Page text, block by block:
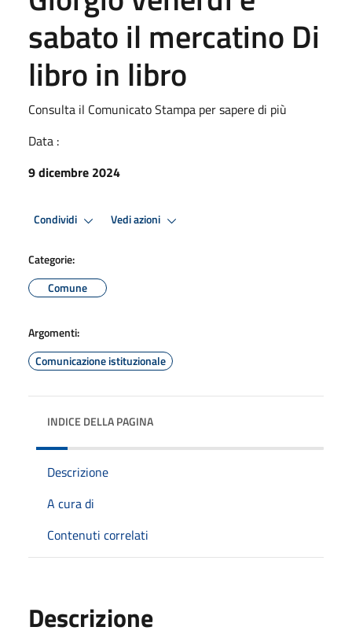
sabato il mercatino Di
libro in libro
Consulta il Comunicato Stampa per sapere di più
Data :
9 dicembre 2024
Condividi Vedi azioni
Categorie:
Comune
Argomenti:
Comunicazione istituzionale
INDICE DELLA PAGINA
Descrizione
A cura di
Contenuti correlati
Descrizione